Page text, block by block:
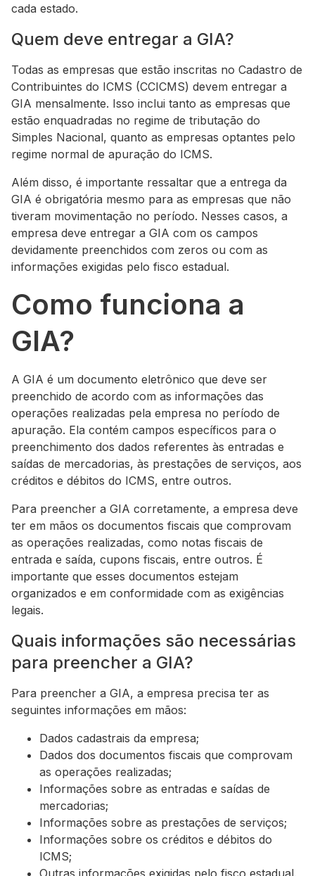
cada estado.
Quem deve entregar a GIA?
Todas as empresas que estão inscritas no Cadastro de
Contribuintes do ICMS (CCICMS) devem entregar a
GIA mensalmente. Isso inclui tanto as empresas que
estão enquadradas no regime de tributação do
Simples Nacional, quanto as empresas optantes pelo
regime normal de apuração do ICMS.
Além disso, é importante ressaltar que a entrega da
GIA é obrigatória mesmo para as empresas que não
tiveram movimentação no período. Nesses casos, a
empresa deve entregar a GIA com os campos
devidamente preenchidos com zeros ou com as
informações exigidas pelo fisco estadual.
Como funciona a
GIA?
A GIA é um documento eletrônico que deve ser
preenchido de acordo com as informações das
operações realizadas pela empresa no período de
apuração. Ela contém campos específicos para o
preenchimento dos dados referentes às entradas e
saídas de mercadorias, às prestações de serviços, aos
créditos e débitos do ICMS, entre outros.
Para preencher a GIA corretamente, a empresa deve
ter em mãos os documentos fiscais que comprovam
as operações realizadas, como notas fiscais de
entrada e saída, cupons fiscais, entre outros. É
importante que esses documentos estejam
organizados e em conformidade com as exigências
legais.
Quais informações são necessárias
para preencher a GIA?
Para preencher a GIA, a empresa precisa ter as
seguintes informações em mãos:
Dados cadastrais da empresa;
Dados dos documentos fiscais que comprovam
as operações realizadas;
Informações sobre as entradas e saídas de
mercadorias;
Informações sobre as prestações de serviços;
Informações sobre os créditos e débitos do
ICMS;
Outras informações exigidas pelo fisco estadual.